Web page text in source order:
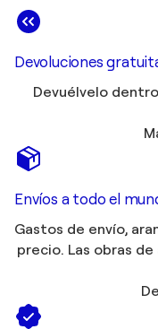
Devoluciones
Devuélvelo
Envíos a todo el
Gastos de envío,
precio. Las obras